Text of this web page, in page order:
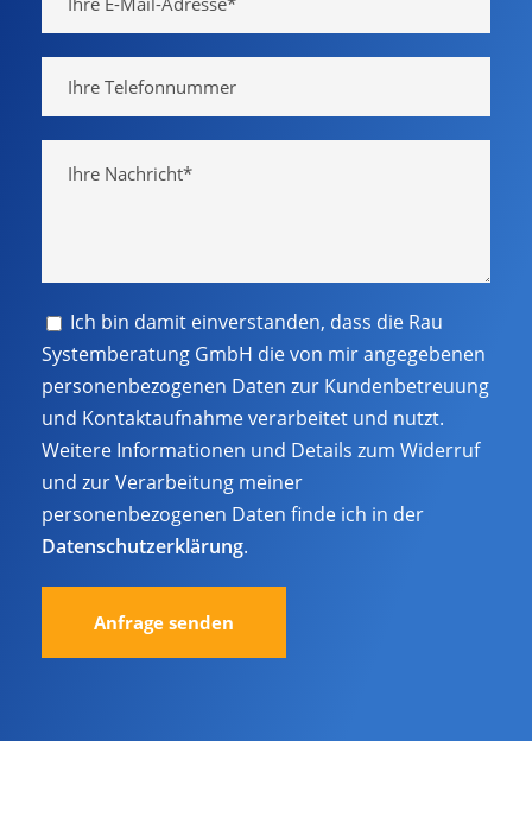
Ich bin damit einverstanden, dass die Rau
Systemberatung GmbH die von mir angegebenen
personenbezogenen Daten zur Kundenbetreuung
und Kontaktaufnahme verarbeitet und nutzt.
Weitere Informationen und Details zum Widerruf
und zur Verarbeitung meiner
personenbezogenen Daten finde ich in der
Datenschutzerklärung.